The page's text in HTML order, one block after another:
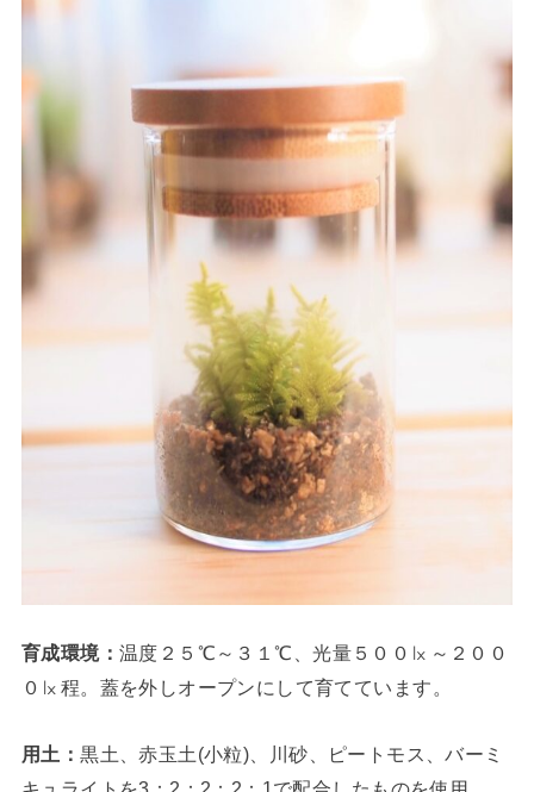
育成環境： 温度２５℃～３１℃、光量５００㏓～２００
０㏓程。蓋を外しオープンにして育てています。
用土：黒土、赤玉土(小粒)、川砂、ピートモス、バーミ